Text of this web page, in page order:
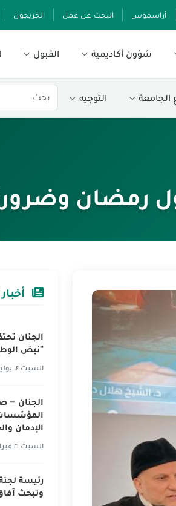
أراسموس البحث عن عمل الخريجون
شؤون أكاديمية القبول
الجامعة التوجيه
رمضان وضرورة
الجنان
"نبض
السبت ٠٤ يوليو ٢٠٢٦
الجنان –
الإدمان
السبت ٢١ فبراير ٢٠٢٦
رئيسة
وتبحث